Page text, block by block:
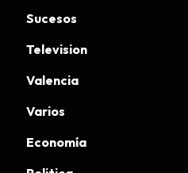
Sucesos
Television
Valencia
Varios
Economía